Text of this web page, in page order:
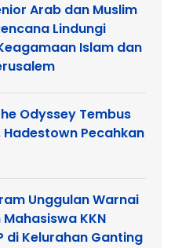
Arab dan Muslim
Lindungi
Islam dan
Odyssey Tembus
Hadestown Pecahkan
Unggulan Warnai
KKN
di Kelurahan Ganting